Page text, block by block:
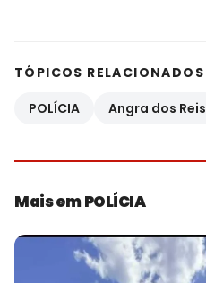
TÓPICOS RELACIONADOS
POLÍCIA
Angra dos Reis
Mais em POLÍCIA